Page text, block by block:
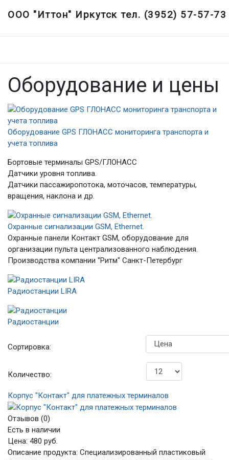
ООО "Иттон" Иркутск тел. (3952) 57-57-73
Оборудование и цены
Оборудование GPS ГЛОНАСС мониторинга транспорта и
учета топлива
Бортовые терминалы GPS/ГЛОНАСС
Датчики уровня топлива.
Датчики пассажиропотока, моточасов, температуры,
вращения, наклона и др.
Охранные сигнализации GSM, Ethernet.
Охранные панели Контакт GSM, оборудование для
организации пульта централизованного наблюдения.
Производства компании "Ритм" Санкт-Петербург
Радиостанции LIRA
Радиостанции
Сортировка:
Количество:
Корпус "Контакт" для платежных терминалов
Отзывов (0)
Есть в наличии
Цена: 480 руб.
Описание продукта: Специализированный пластиковый